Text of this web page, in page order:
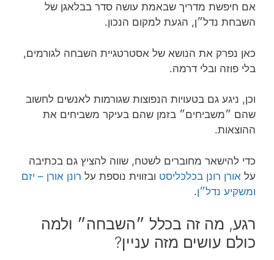
אם חיפשת מדריך שבאמת עושה סדר בבלאגן של
השבחת נדל״ן, הגעת למקום הנכון.
כאן נפרק את הנושא של אסטרטגיית השבחה לגורמים,
בלי פוזה ובלי דרמה.
וכן, ניגע גם בטעויות הנפוצות שגורמות לאנשים לחשוב
שהם ״משביחים״ בזמן שהם בעיקר משביחים את
ההוצאות.
כדי להישאר מחוברים לשטח, שווה להציץ גם בכתיבה
על אורן רונן בכלכליסט ובזווית נוספת על רונן אורן – יזם
ומשקיע נדל״ן.
רגע, מה זה בכלל ״השבחה״ ולמה
כולם עושים מזה עניין?